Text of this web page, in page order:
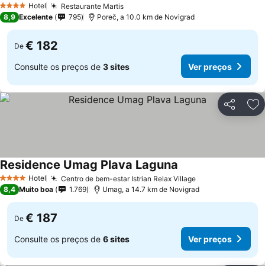
4 EstrelasHotel Restaurante Martis
8,9 Excelente 795 Poreč, a 10.0 km de Novigrad
De € 182
Consulte os preços de 3 sites Ver preços
Partilhar
4 EstrelasHotel Centro de bem-estar Istrian Relax Village
Residence Umag Plava Laguna
8,4 Muito boa 1.769 Umag, a 14.7 km de Novigrad
De € 187
Consulte os preços de 6 sites Ver preços